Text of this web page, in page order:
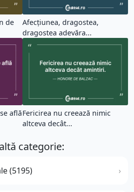
de
Afecţiunea, dragostea,
dragostea adevăra...
aflăFericirea nu creează nimic
altceva decât...
categorie:
(5195)